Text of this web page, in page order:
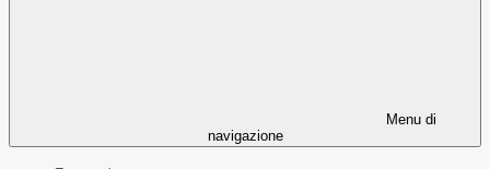
Menu di
navigazione